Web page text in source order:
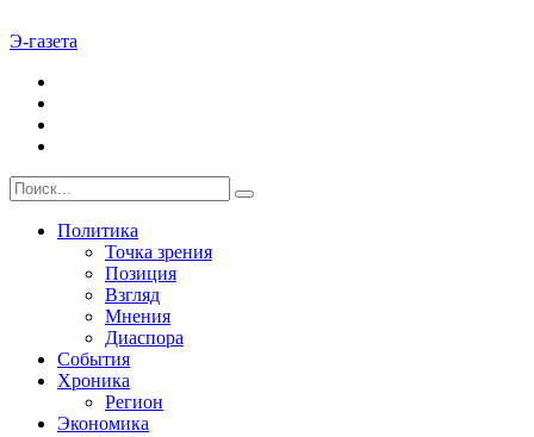
Э-газета
Политика
Точка зрения
Позиция
Взгляд
Мнения
Диаспора
События
Хроника
Регион
Экономика